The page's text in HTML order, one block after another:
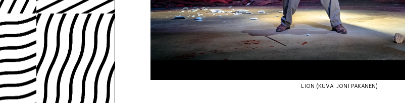
LION (KUVA: JONI PAKANEN)